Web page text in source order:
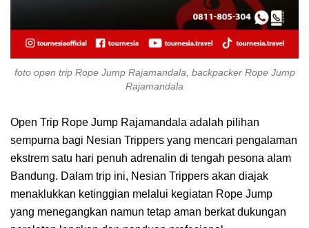
foto open trip Rope Jump Rajamandala, backpacker Rope Jump
Rajamandala
Open Trip Rope Jump Rajamandala adalah pilihan
sempurna bagi Nesian Trippers yang mencari pengalaman
ekstrem satu hari penuh adrenalin di tengah pesona alam
Bandung. Dalam trip ini, Nesian Trippers akan diajak
menaklukkan ketinggian melalui kegiatan Rope Jump
yang menegangkan namun tetap aman berkat dukungan